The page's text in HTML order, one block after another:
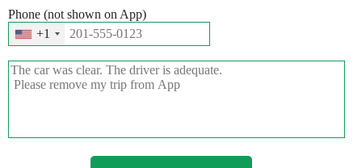
Phone (not shown on App)
+1